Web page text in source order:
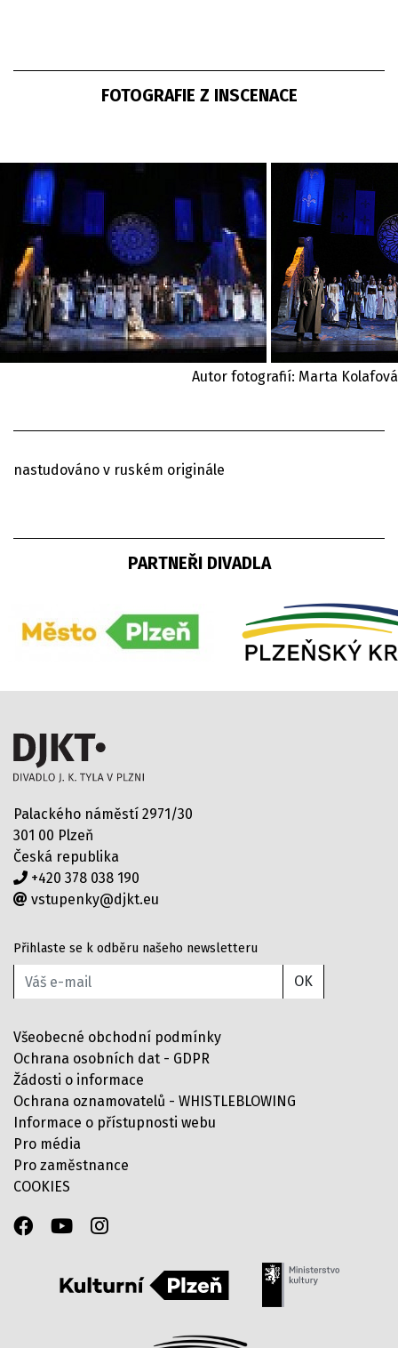
FOTOGRAFIE Z INSCENACE
Autor fotografií: Marta Kolafová
nastudováno v ruském originále
PARTNEŘI DIVADLA
Palackého náměstí 2971/30
301 00 Plzeň
Česká republika
+420 378 038 190
vstupenky@djkt.eu
Přihlaste se k odběru našeho newsletteru
OK
Všeobecné obchodní podmínky
Ochrana osobních dat - GDPR
Žádosti o informace
Ochrana oznamovatelů - WHISTLEBLOWING
Informace o přístupnosti webu
Pro média
Pro zaměstnance
COOKIES